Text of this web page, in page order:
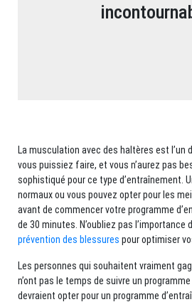
La musculation avec des haltères est l’un
vous puissiez faire, et vous n’aurez pas
sophistiqué pour ce type d’entraînement.
normaux ou vous pouvez opter pour les
avant de commencer votre programme
de 30 minutes. N’oubliez pas l’importance
prévention des blessures pour optimiser
Les personnes qui souhaitent vraiment
n’ont pas le temps de suivre un
devraient opter pour un programme